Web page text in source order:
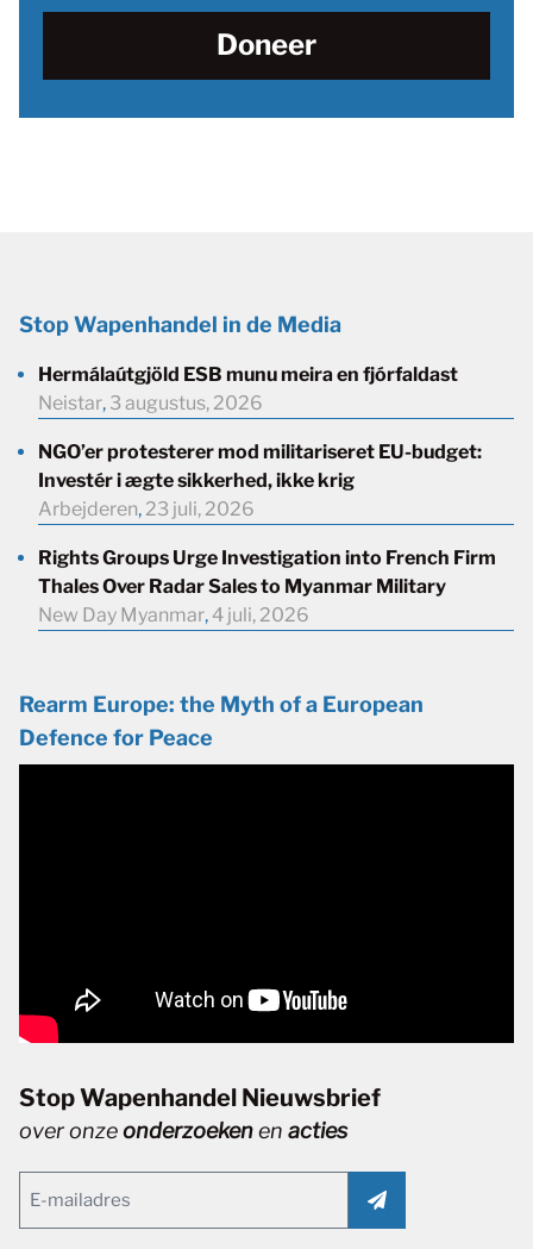
Doneer
Stop Wapenhandel in de Media
Hermálaútgjöld ESB munu meira en fjórfaldast
Neistar, 3 augustus, 2026
NGO’er protesterer mod militariseret EU-budget:
Investér i ægte sikkerhed, ikke krig
Arbejderen, 23 juli, 2026
Rights Groups Urge Investigation into French Firm
Thales Over Radar Sales to Myanmar Military
New Day Myanmar, 4 juli, 2026
Rearm Europe: the Myth of a European
Defence for Peace
Stop Wapenhandel Nieuwsbrief
over onzeonderzoekenen acties
(Vereist)